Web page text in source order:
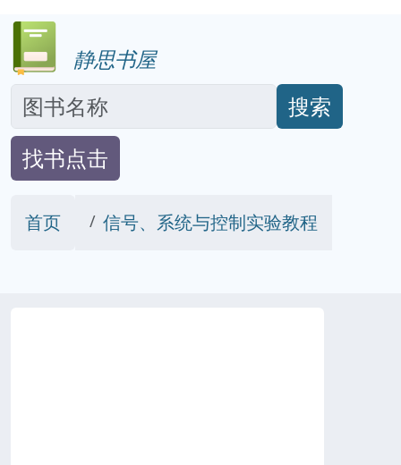
静思书屋
搜索
找书点击
首页 信号、系统与控制实验教程